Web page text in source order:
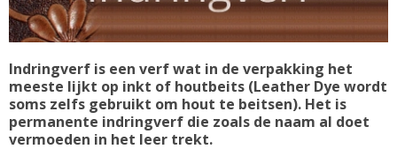
Indringverf is een verf wat in de verpakking het
meeste lijkt op inkt of houtbeits (Leather Dye wordt
soms zelfs gebruikt om hout te beitsen). Het is
permanente indringverf die zoals de naam al doet
vermoeden in het leer trekt.